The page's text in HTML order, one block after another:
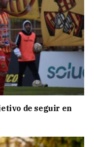
de seguir en